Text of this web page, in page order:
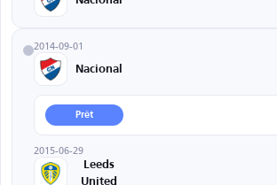
2014-09-01
Nacional
Prêt
2015-06-29
Leeds
United